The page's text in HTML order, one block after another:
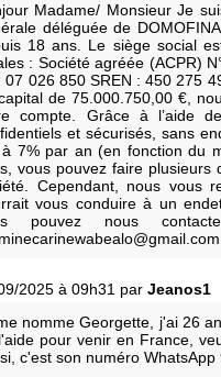
Madame/ Monsieur Je
déléguée de
18 ans. Le siège social
: Société agréée (ACPR)
07 026 850 SREN : 450 275
de 75.000.750,00 €,
compte. Grâce à l’aide
et sécurisés, sans
à 7% par an (en fonction du
vous pouvez faire
Cependant, nous vous
vous conduire à un
pouvez nous
2025 à 09h31 par Jeanos1
nomme Georgette, j'ai 26
pour venir en France,
c'est son numéro